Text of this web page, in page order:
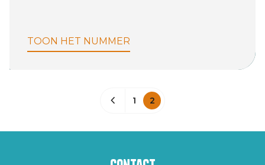
TOON HET NUMMER
1 2